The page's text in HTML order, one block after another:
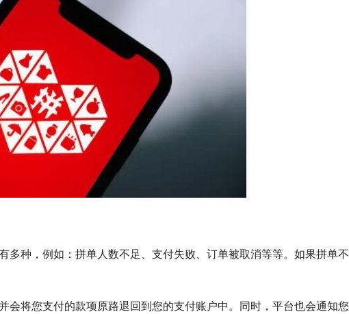
多种，例如：拼单人数不足、支付失败、订单被取消等等。如果拼单不
会将您支付的款项原路退回到您的支付账户中。同时，平台也会通知您